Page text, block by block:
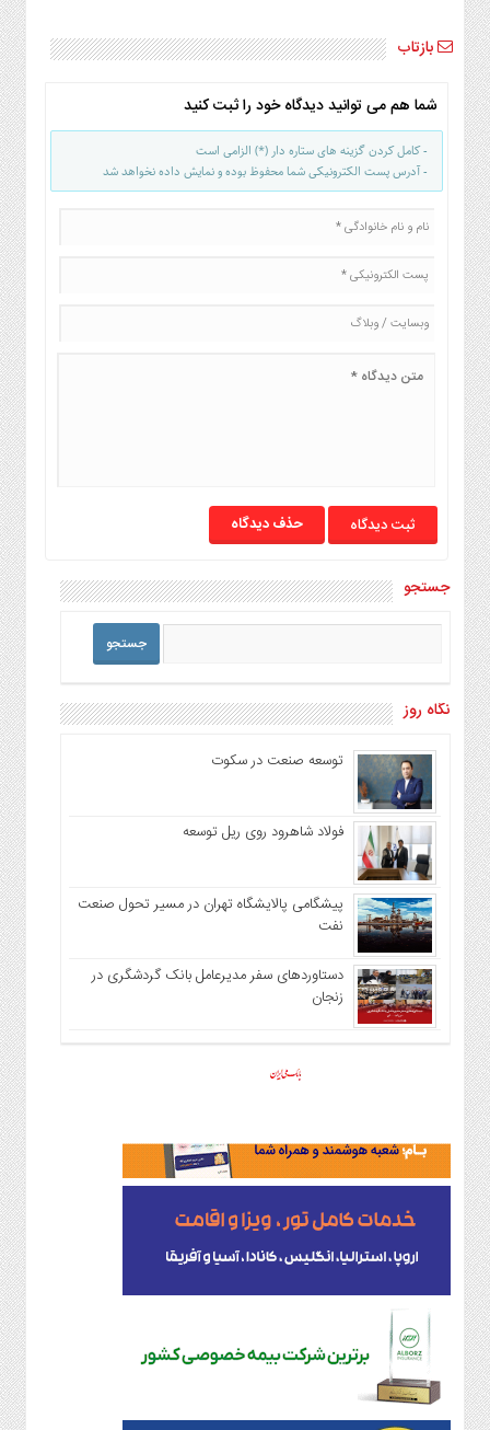
بازتاب
شما هم می توانید دیدگاه خود را ثبت کنید
- کامل کردن گزینه های ستاره دار (*) الزامی است
- آدرس پست الکترونیکی شما محفوظ بوده و نمایش داده نخواهد شد
حذف دیدگاه
جستجو
نگاه روز
توسعه صنعت در سکوت
فولاد شاهرود روی ریل توسعه
پیشگامی پالایشگاه تهران در مسیر تحول صنعت
نفت
دستاوردهای سفر مدیرعامل بانک گردشگری در
زنجان